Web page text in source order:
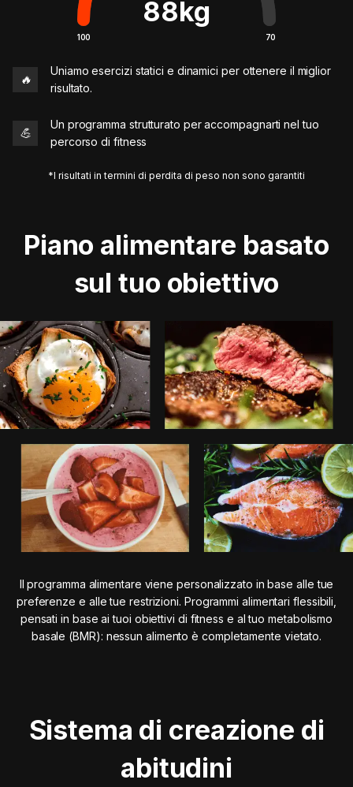
88kg
100 70
🔥
Uniamo esercizi statici e dinamici per ottenere il miglior
risultato.
💪
Un programma strutturato per accompagnarti nel tuo
percorso di fitness
*I risultati in termini di perdita di peso non sono garantiti
Piano alimentare basato
sul tuo obiettivo
Il programma alimentare viene personalizzato in base alle tue
preferenze e alle tue restrizioni. Programmi alimentari flessibili,
pensati in base ai tuoi obiettivi di fitness e al tuo metabolismo
basale (BMR): nessun alimento è completamente vietato.
Sistema di creazione di
abitudini